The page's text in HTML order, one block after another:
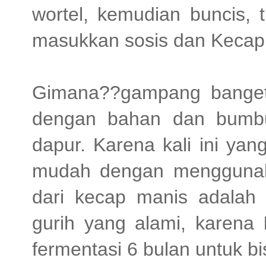
wortel, kemudian buncis,
masukkan sosis dan
Gimana??gampang
dengan bahan dan
dapur. Karena kali ini
mudah dengan
dari kecap manis
gurih yang alami, karena
fermentasi 6 bulan untuk